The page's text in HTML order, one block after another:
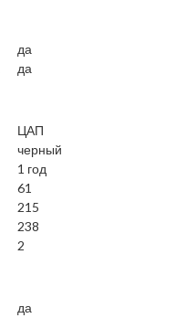
да
да
ЦАП
черный
1 год
61
215
238
2
да